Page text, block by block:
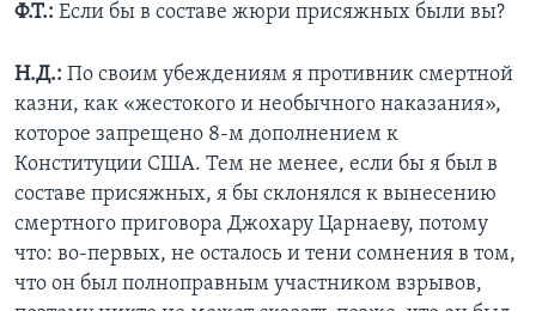
Ф.Т.: Если бы в составе жюри присяжных были вы?
Н.Д.: По своим убеждениям я противник смертной
казни, как «жестокого и необычного наказания»,
которое запрещено 8-м дополнением к
Конституции США. Тем не менее, если бы я был в
составе присяжных, я бы склонялся к вынесению
смертного приговора Джохару Царнаеву, потому
что: во-первых, не осталось и тени сомнения в том,
что он был полноправным участником взрывов,